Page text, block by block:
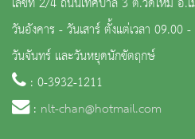
วันอังคาร - วันเสาร์ ตั้งแต่เวลา
วันจันทร์ และวันหยุดนักขัตฤกษ์
: 0-3932-1211
: nlt-chan@hotmail.com